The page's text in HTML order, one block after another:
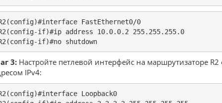
FastEthernet0/0
if)#ip address 10.0.0.2 255.255.255.0
if)#no shutdown
3: Настройте петлевой интерфейс на маршрутизаторе R2
IPv4:
Loopback0